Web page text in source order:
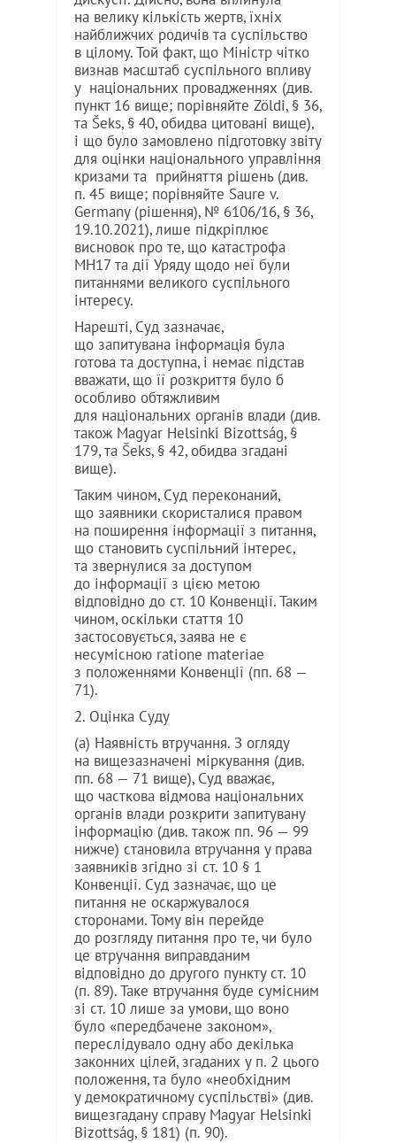
на велику кількість жертв, їхніх
найближчих родичів та суспільство
в цілому. Той факт, що Міністр чітко
визнав масштаб суспільного впливу
у національних провадженнях (див.
пункт 16 вище; порівняйте Zöldi, § 36,
та Šeks, § 40, обидва цитовані вище),
і що було замовлено підготовку звіту
для оцінки національного управління
кризами та прийняття рішень (див.
п. 45 вище; порівняйте Saure v.
Germany (рішення), № 6106/16, § 36,
19.10.2021), лише підкріплює
висновок про те, що катастрофа
MH17 та дії Уряду щодо неї були
питаннями великого суспільного
інтересу.
Нарешті, Суд зазначає,
що запитувана інформація була
готова та доступна, і немає підстав
вважати, що її розкриття було б
особливо обтяжливим
для національних органів влади (див.
також Magyar Helsinki Bizottság, §
179, та Šeks, § 42, обидва згадані
вище).
Таким чином, Суд переконаний,
що заявники скористалися правом
на поширення інформації з питання,
що становить суспільний інтерес,
та звернулися за доступом
до інформації з цією метою
відповідно до ст. 10 Конвенції. Таким
чином, оскільки стаття 10
застосовується, заява не є
несумісною ratione materiae
з положеннями Конвенції (пп. 68 —
71).
2. Оцінка Суду
(а) Наявність втручання. З огляду
на вищезазначені міркування (див.
пп. 68 — 71 вище), Суд вважає,
що часткова відмова національних
органів влади розкрити запитувану
інформацію (див. також пп. 96 — 99
нижче) становила втручання у права
заявників згідно зі ст. 10 § 1
Конвенції. Суд зазначає, що це
питання не оскаржувалося
сторонами. Тому він перейде
до розгляду питання про те, чи було
це втручання виправданим
відповідно до другого пункту ст. 10
(п. 89). Таке втручання буде сумісним
зі ст. 10 лише за умови, що воно
було «передбачене законом»,
переслідувало одну або декілька
законних цілей, згаданих у п. 2 цього
положення, та було «необхідним
у демократичному суспільстві» (див.
вищезгадану справу Magyar Helsinki
Bizottság, § 181) (п. 90).